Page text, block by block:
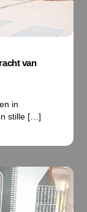
van
in
stille […]